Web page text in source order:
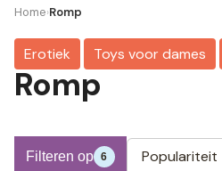
Home›Romp
Erotiek Toys voor dames
Romp
Filteren op 6 Populariteit